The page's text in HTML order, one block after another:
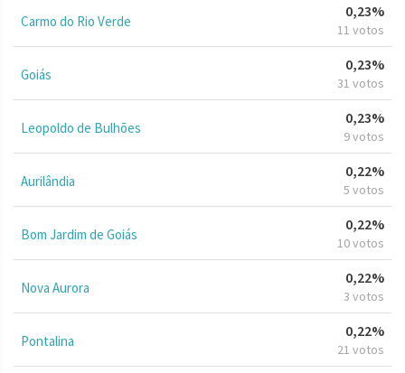
Carmo do Rio Verde
0,23%
11 votos
Goiás
0,23%
31 votos
Leopoldo de Bulhões
0,23%
9 votos
Aurilândia
0,22%
5 votos
Bom Jardim de Goiás
0,22%
10 votos
Nova Aurora
0,22%
3 votos
Pontalina
0,22%
21 votos